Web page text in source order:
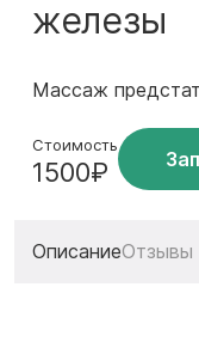
железы
Массаж
Стоимость
1500₽
ОписаниеОтзывы